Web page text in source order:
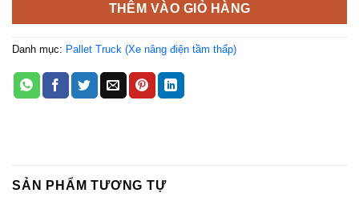
THÊM VÀO GIỎ HÀNG
Danh mục: Pallet Truck (Xe nâng điện tầm thấp)
SẢN PHẨM TƯƠNG TỰ